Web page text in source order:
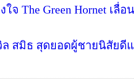
ใจ The Green Hornet เ
ล สมิธ สุดยอดผู้ชายนิสัยดี